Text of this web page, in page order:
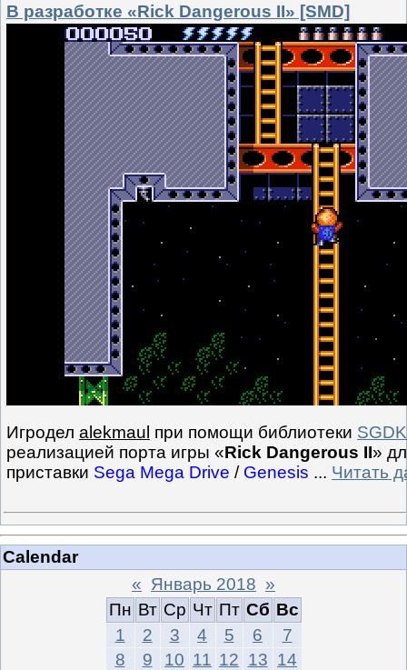
В разработке «Rick Dangerous II» [SMD]
Игродел alekmaul при помощи библиотеки SGDK
реализацией порта игры «Rick Dangerous II»
приставки Sega Mega Drive / Genesis ... Читать
Calendar
« Январь 2018 »
Пн Вт Ср Чт Пт Сб Вс
1
2 3 4 5 6
7
8
9 10 11 12 13 14